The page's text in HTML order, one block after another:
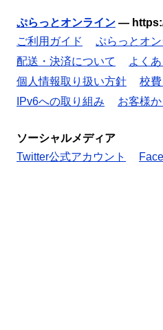
ぷらっとオンライン —
ご利用ガイド
ぷらっとオ
配送・決済について
よく
個人情報取り扱い方針
校
IPv6への取り組み
お客様
ソーシャルメディア
Twitter公式アカウント